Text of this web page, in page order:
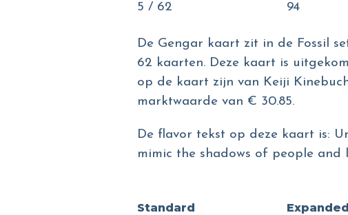
5 / 62
94
De Gengar kaart zit in de Fossil
62 kaarten. Deze kaart is
op de kaart zijn van Keiji
marktwaarde van € 30.85.
De flavor tekst op deze kaart is:
mimic the shadows of people
Standard
Expanded